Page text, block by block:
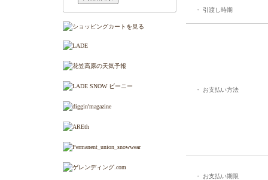
・ 引渡し時期
・ お支払い方法
・ お支払い期限